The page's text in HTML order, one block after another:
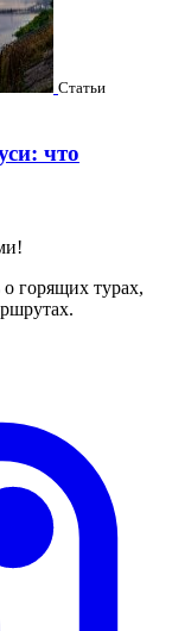
Статьи
что
горящих турах,